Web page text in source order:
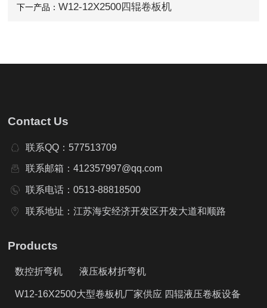
下一产品： W12-12X2500四辊卷板机
Contact Us
联系QQ：577513709
联系邮箱：412357997@qq.com
联系电话：0513-88818500
联系地址：江苏海安经济开发区开发大道和顺路
Products
数控折弯机 液压板材折弯机
W12-16X2500大型卷板机厂家供应 四辊液压卷板设备